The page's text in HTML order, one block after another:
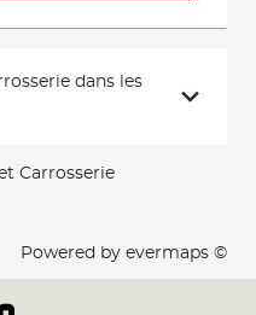
dans les
Carrosserie
Powered by evermaps ©